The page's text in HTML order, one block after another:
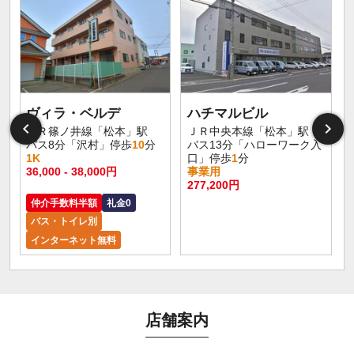
ヴィラ・ベルデ
ＪＲ篠ノ井線「松本」駅
バス8分「沢村」停歩10分
1K
36,000 - 38,000円
仲介手数料半額
礼金0
バス・トイレ別
インターネット無料
ハチマルビル
ＪＲ中央本線「松本」駅
バス13分「ハローワーク入
口」停歩1分
事業用
277,200円
店舗案内